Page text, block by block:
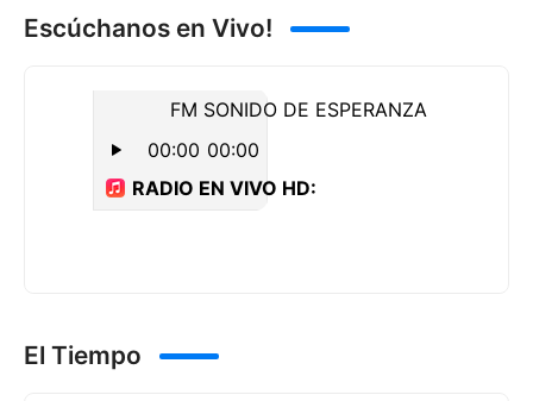
Escúchanos en Vivo!
El Tiempo